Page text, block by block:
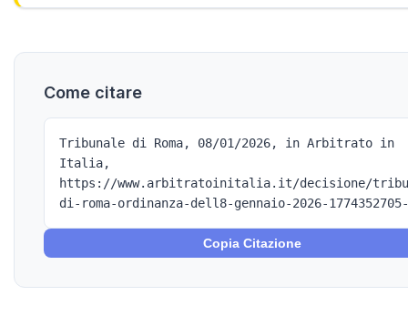
Come citare
Tribunale di Roma, 08/01/2026, in Arbitrato in
Italia,
https://www.arbitratoinitalia.it/decisione/
di-roma-ordinanza-dell8-gennaio-2026-
Copia Citazione